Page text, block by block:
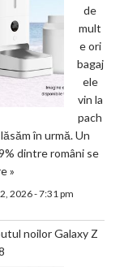
de
mult
e ori
bagaj
ele
vin la
pach
în urmă. Un
dintre români se
»
2026 - 7:31 pm
noilor Galaxy Z